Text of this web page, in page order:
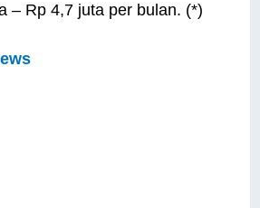
– Rp 4,7 juta per bulan. (*)